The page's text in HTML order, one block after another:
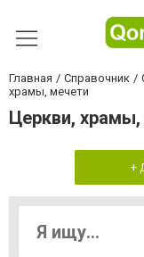
Главная Справочник
храмы, мечети
Церкви,
+